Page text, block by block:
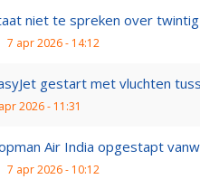
niet te spreken over
7 apr 2026 - 14:12
gestart met vluchten
2026 - 11:31
Air India opgestapt
7 apr 2026 - 10:12